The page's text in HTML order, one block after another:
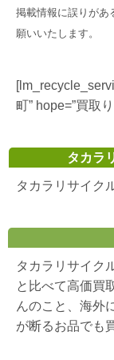
掲載情報に誤りがあ
願いいたします。
町” hope=”買取り
タカラ
タカラリサイク
タカラリサイク
と比べて高価買
んのこと、海外
が断るお品でも